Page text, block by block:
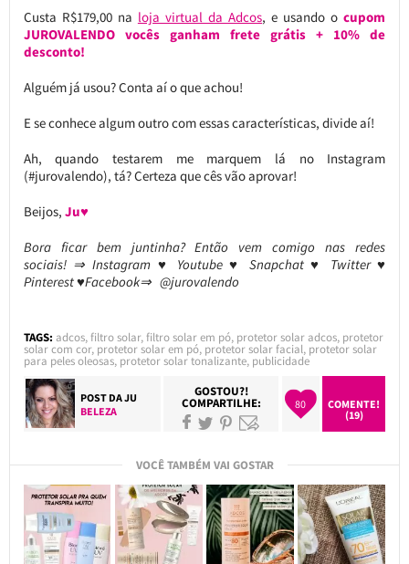
Custa R$179,00 na loja virtual da Adcos, e usando o cupom
JUROVALENDO vocês ganham frete grátis + 10% de
desconto!
Alguém já usou? Conta aí o que achou!
E se conhece algum outro com essas características, divide aí!
Ah, quando testarem me marquem lá no Instagram
(#jurovalendo), tá? Certeza que cês vão aprovar!
Beijos, Ju♥
Bora ficar bem juntinha? Então vem comigo nas redes
sociais! ⇒ Instagram ♥ Youtube ♥ Snapchat ♥ Twitter ♥
Pinterest ♥Facebook⇒ @jurovalendo
TAGS: adcos,filtro solar,filtro solar em pó, protetor solar adcos, protetor
solar com cor, protetor solar em pó, protetor solar facial, protetor solar
para peles oleosas, protetor solar tonalizante, publicidade
POST DAJU
BELEZA
GOSTOU?!
COMPARTILHE: 80
COMENTE!
(19)
VOCÊ TAMBÉM VAI GOSTAR